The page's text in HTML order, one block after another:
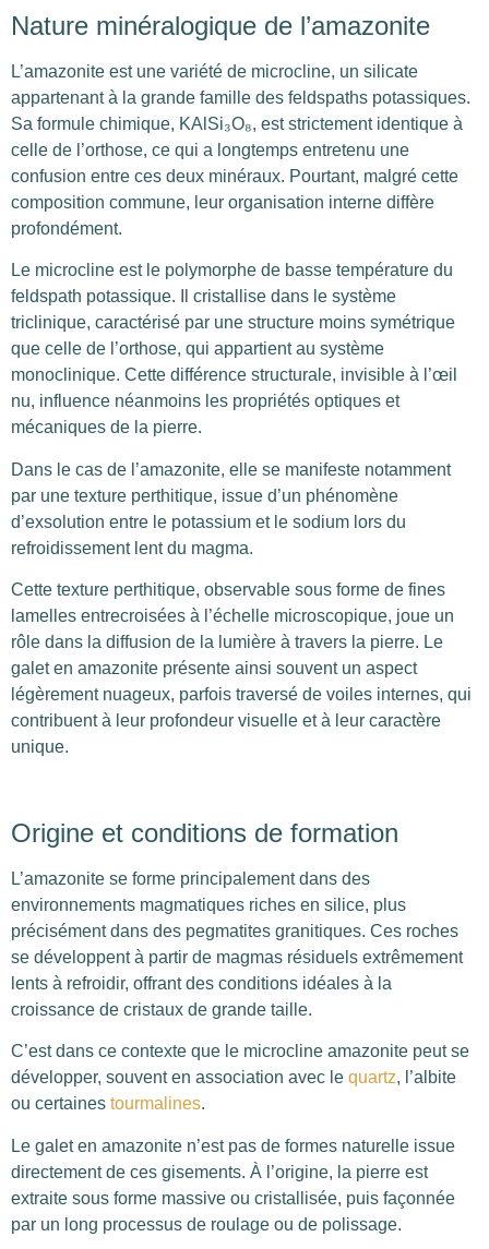
Nature minéralogique de l’amazonite
L’amazonite est une variété de microcline, un silicate
appartenant à la grande famille des feldspaths potassiques.
Sa formule chimique, KAlSi₃O₈, est strictement identique à
celle de l’orthose, ce qui a longtemps entretenu une
confusion entre ces deux minéraux. Pourtant, malgré cette
composition commune, leur organisation interne diffère
profondément.
Le microcline est le polymorphe de basse température du
feldspath potassique. Il cristallise dans le système
triclinique, caractérisé par une structure moins symétrique
que celle de l’orthose, qui appartient au système
monoclinique. Cette différence structurale, invisible à l’œil
nu, influence néanmoins les propriétés optiques et
mécaniques de la pierre.
Dans le cas de l’amazonite, elle se manifeste notamment
par une texture perthitique, issue d’un phénomène
d’exsolution entre le potassium et le sodium lors du
refroidissement lent du magma.
Cette texture perthitique, observable sous forme de fines
lamelles entrecroisées à l’échelle microscopique, joue un
rôle dans la diffusion de la lumière à travers la pierre. Le
galet en amazonite présente ainsi souvent un aspect
légèrement nuageux, parfois traversé de voiles internes, qui
contribuent à leur profondeur visuelle et à leur caractère
unique.
Origine et conditions de formation
L’amazonite se forme principalement dans des
environnements magmatiques riches en silice, plus
précisément dans des pegmatites granitiques. Ces roches
se développent à partir de magmas résiduels extrêmement
lents à refroidir, offrant des conditions idéales à la
croissance de cristaux de grande taille.
C’est dans ce contexte que le microcline amazonite peut se
développer, souvent en association avec le quartz, l’albite
ou certaines tourmalines.
Le galet en amazonite n’est pas de formes naturelle issue
directement de ces gisements. À l’origine, la pierre est
extraite sous forme massive ou cristallisée, puis façonnée
par un long processus de roulage ou de polissage.